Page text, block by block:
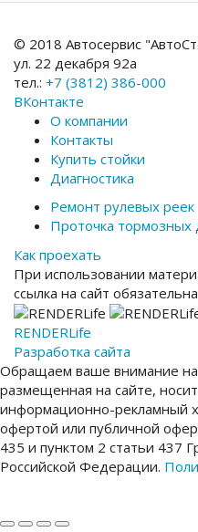
© 2018 Автосервис
ул. 22 декабря 92а
тел.: +7 (3812) 386-000
ВКонтакте
О компании
Контакты
Купить стойки
Диагностика
Ремонт рулевых реек
Проточка тормозных
Как проехать
При использовании
ссылка на сайт
RENDERLife
Разработка сайта
Обращаем ваше внимание
размещенная на сайте,
информационно-рекламный
офертой или публичной
435 и пунктом 2 статьи 437
Российской Федерации.